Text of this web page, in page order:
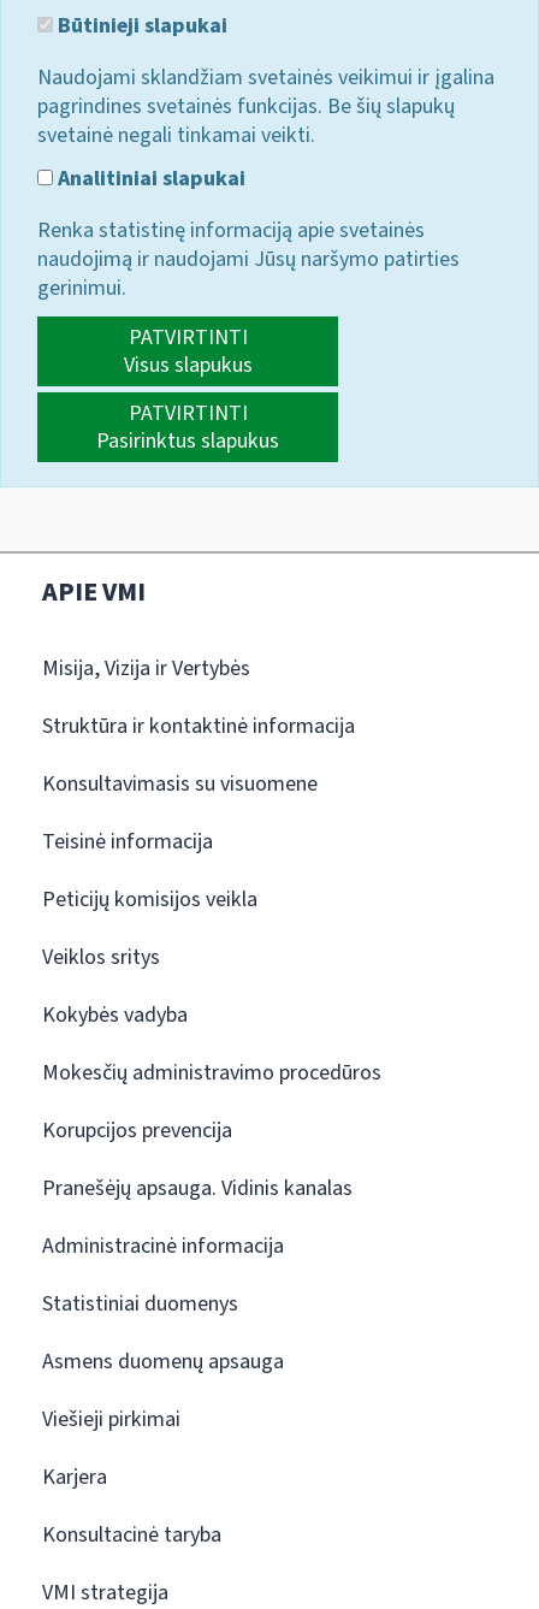
Būtinieji slapukai
Naudojami sklandžiam svetainės veikimui ir įgalina
pagrindines svetainės funkcijas. Be šių slapukų
svetainė negali tinkamai veikti.
Analitiniai slapukai
Renka statistinę informaciją apie svetainės
naudojimą ir naudojami Jūsų naršymo patirties
gerinimui.
PATVIRTINTI
Visus slapukus
PATVIRTINTI
Pasirinktus slapukus
APIE VMI
Misija, Vizija ir Vertybės
Struktūra ir kontaktinė informacija
Konsultavimasis su visuomene
Teisinė informacija
Peticijų komisijos veikla
Veiklos sritys
Kokybės vadyba
Mokesčių administravimo procedūros
Korupcijos prevencija
Pranešėjų apsauga. Vidinis kanalas
Administracinė informacija
Statistiniai duomenys
Asmens duomenų apsauga
Viešieji pirkimai
Karjera
Konsultacinė taryba
VMI strategija